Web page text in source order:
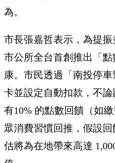
為。
市長張嘉哲表示，為提振
市公所全台首創推出「
康。市民透過「南投停
卡並設定自動扣款，不
有10% 的點數回饋（如
眾消費習慣回推，假設
估將為在地帶來高達